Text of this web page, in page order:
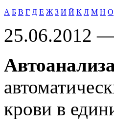
А Б В Г Д Е Ж З И Й К Л М Н О
25.06.2012
крови в